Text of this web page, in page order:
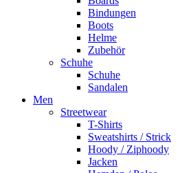
Bindungen
Boots
Helme
Zubehör
Schuhe
Schuhe
Sandalen
Men
Streetwear
T-Shirts
Sweatshirts / Strick
Hoody / Ziphoody
Jacken